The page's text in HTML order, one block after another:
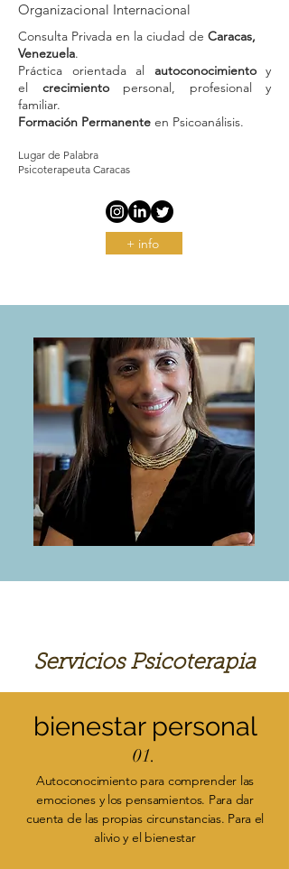
Organizacional Internacional
Consulta Privada en la ciudad de Caracas,
Venezuela.
Práctica orientada al autoconocimientoy
el crecimientopersonal, profesional y
familiar.
Formación Permanente en Psicoanálisis.
Lugar de Palabra
Psicoterapeuta Caracas
+ info
Servicios Psicoterapia
bienestar personal
01.
Autoconocimiento para comprender las
emociones y los pensamientos. Para dar
cuenta de las propias circunstancias. Para el
alivio y el bienestar